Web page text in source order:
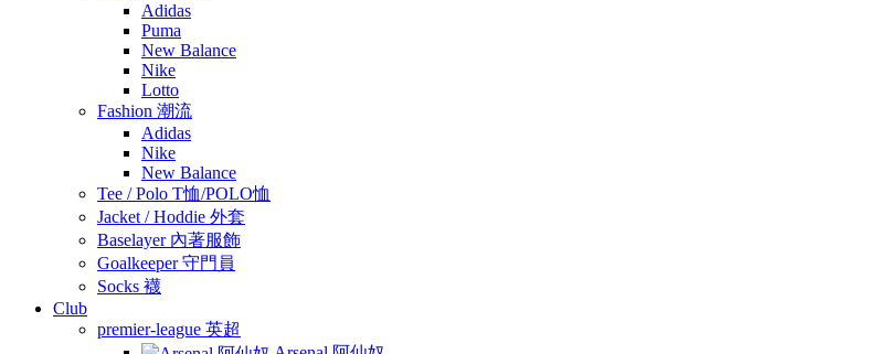
Adidas
Puma
New Balance
Nike
Lotto
Fashion 潮流
Adidas
Nike
New Balance
Tee / Polo T恤/POLO恤
Jacket / Hoddie 外套
Baselayer 內著服飾
Goalkeeper 守門員
Socks 襪
Club
premier-league 英超